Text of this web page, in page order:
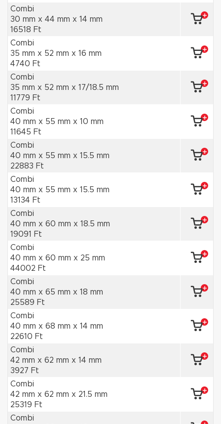
Combi
30 mm x 44 mm x 14 mm
16518 Ft
Combi
35 mm x 52 mm x 16 mm
4740 Ft
Combi
35 mm x 52 mm x 17/18.5 mm
11779 Ft
Combi
40 mm x 55 mm x 10 mm
11645 Ft
Combi
40 mm x 55 mm x 15.5 mm
22883 Ft
Combi
40 mm x 55 mm x 15.5 mm
13134 Ft
Combi
40 mm x 60 mm x 18.5 mm
19091 Ft
Combi
40 mm x 60 mm x 25 mm
44002 Ft
Combi
40 mm x 65 mm x 18 mm
25589 Ft
Combi
40 mm x 68 mm x 14 mm
22610 Ft
Combi
42 mm x 62 mm x 14 mm
3927 Ft
Combi
42 mm x 62 mm x 21.5 mm
25319 Ft
Combi